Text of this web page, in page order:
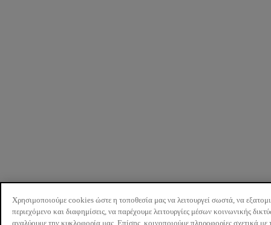
Χρησιμοποιούμε cookies ώστε η τοποθεσία μας να λειτουργεί σωστά, να
περιεχόμενο και διαφημίσεις, να παρέχουμε λειτουργίες μέσων κοινωνικής
αναλύουμε την κυκλοφορία μας. Επίσης, κοινοποιούμε πληροφορίες σχετικά με